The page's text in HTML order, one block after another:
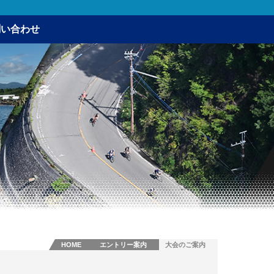
合わせ
HOME エントリー案内 大会のご案内